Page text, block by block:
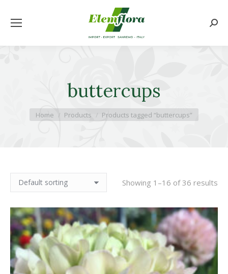
buttercups
You are here:
Home Products Products tagged “buttercups”
Showing 1–16 of 36 results